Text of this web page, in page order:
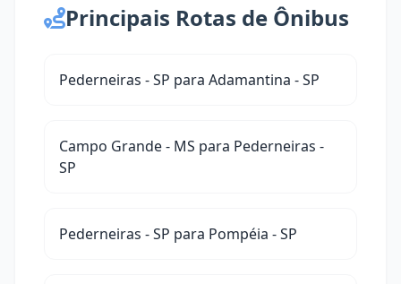
Principais Rotas de Ônibus
Pederneiras - SP para Adamantina - SP
Campo Grande - MS para Pederneiras -
SP
Pederneiras - SP para Pompéia - SP